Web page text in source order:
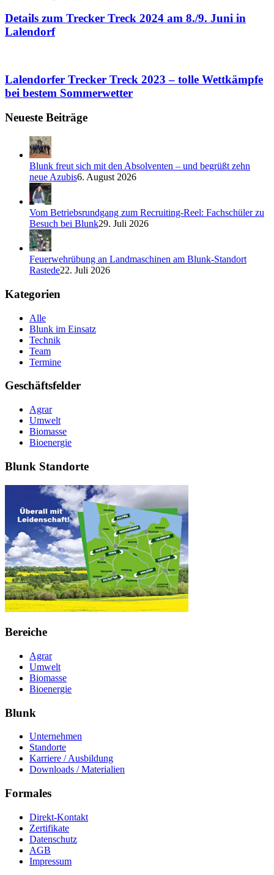
Details zum Trecker Treck 2024 am 8./9. Juni in
Lalendorf
Lalendorfer Trecker Treck 2023 – tolle Wettkämpfe
bei bestem Sommerwetter
Neueste Beiträge
Blunk freut sich mit den Absolventen – und begrüßt zehn
neue Azubis6. August 2026
Vom Betriebsrundgang zum Recruiting-Reel: Fachschüler zu
Besuch bei Blunk29. Juli 2026
Feuerwehrübung an Landmaschinen am Blunk-Standort
Rastede22. Juli 2026
Kategorien
Alle
Blunk im Einsatz
Technik
Team
Termine
Geschäftsfelder
Agrar
Umwelt
Biomasse
Bioenergie
Blunk Standorte
Bereiche
Agrar
Umwelt
Biomasse
Bioenergie
Blunk
Unternehmen
Standorte
Karriere / Ausbildung
Downloads / Materialien
Formales
Direkt-Kontakt
Zertifikate
Datenschutz
AGB
Impressum